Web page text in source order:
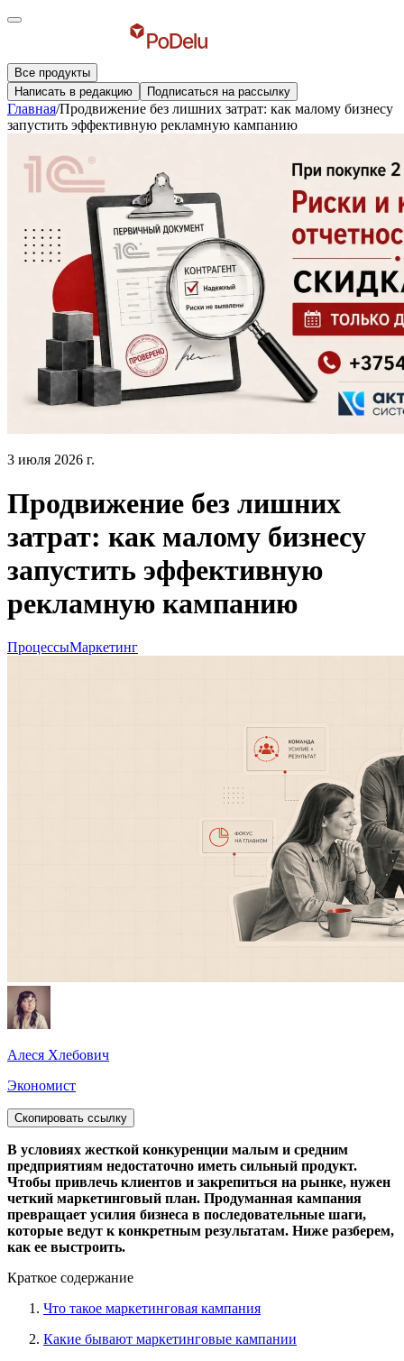
Все продукты
Написать в редакцию
Подписаться на рассылку
Главная/Продвижение без лишних затрат: как малому бизнесу
запустить эффективную рекламную кампанию
3 июля 2026 г.
Продвижение без лишних
затрат: как малому бизнесу
запустить эффективную
рекламную кампанию
ПроцессыМаркетинг
Алеся Хлебович
Экономист
Скопировать ссылку
В условиях жесткой конкуренции малым и средним
предприятиям недостаточно иметь сильный продукт.
Чтобы привлечь клиентов и закрепиться на рынке, нужен
четкий маркетинговый план. Продуманная кампания
превращает усилия бизнеса в последовательные шаги,
которые ведут к конкретным результатам. Ниже разберем,
как ее выстроить.
Краткое содержание
Что такое маркетинговая кампания
Какие бывают маркетинговые кампании